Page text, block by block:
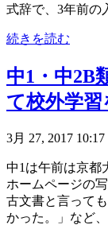
式辞で、3年前の
続きを読む
中1・中2B
て校外学
3月 27, 2017 10:17
中1は午前は京都
ホームページの
古文書と言って
かった。」など